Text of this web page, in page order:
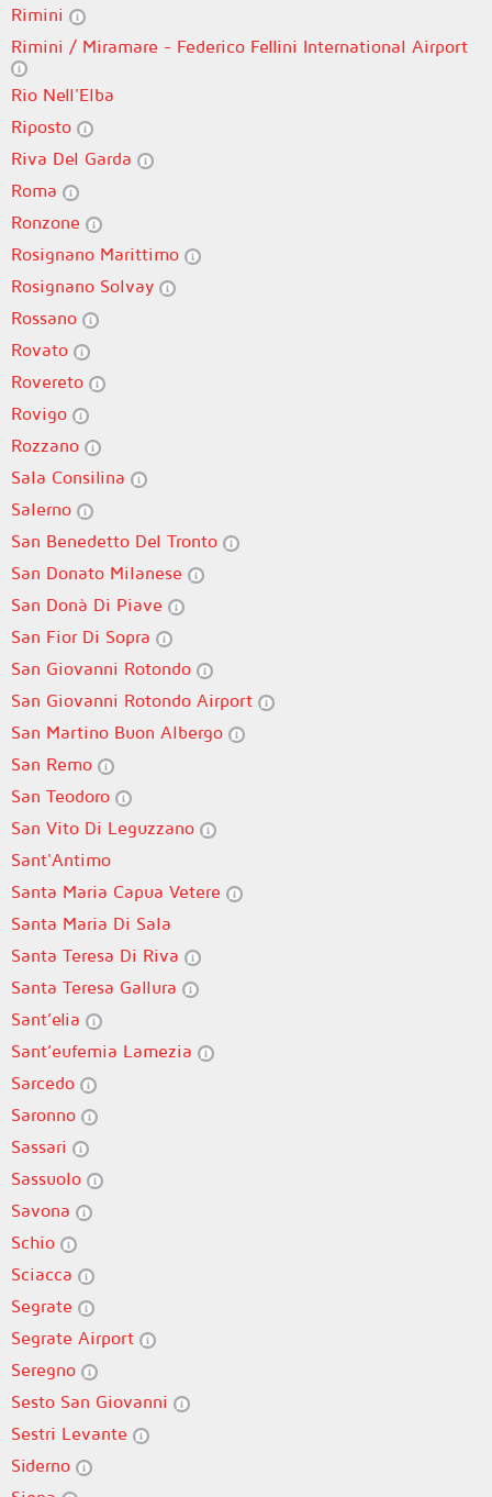
Rimini
Rimini / Miramare - Federico Fellini International Airport
Rio Nell'Elba
Riposto
Riva Del Garda
Roma
Ronzone
Rosignano Marittimo
Rosignano Solvay
Rossano
Rovato
Rovereto
Rovigo
Rozzano
Sala Consilina
Salerno
San Benedetto Del Tronto
San Donato Milanese
San Donà Di Piave
San Fior Di Sopra
San Giovanni Rotondo
San Giovanni Rotondo Airport
San Martino Buon Albergo
San Remo
San Teodoro
San Vito Di Leguzzano
Sant'Antimo
Santa Maria Capua Vetere
Santa Maria Di Sala
Santa Teresa Di Riva
Santa Teresa Gallura
Sant’elia
Sant’eufemia Lamezia
Sarcedo
Saronno
Sassari
Sassuolo
Savona
Schio
Sciacca
Segrate
Segrate Airport
Seregno
Sesto San Giovanni
Sestri Levante
Siderno